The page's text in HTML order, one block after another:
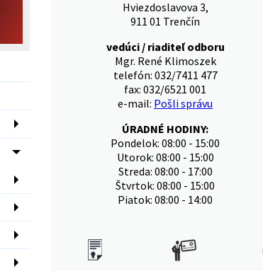
Hviezdoslavova 3,
911 01 Trenčín
vedúci / riaditeľ odboru
Mgr. René Klimoszek
telefón: 032/7411 477
fax: 032/6521 001
e-mail: Pošli správu
ÚRADNÉ HODINY:
Pondelok: 08:00 - 15:00
Utorok: 08:00 - 15:00
Streda: 08:00 - 17:00
Štvrtok: 08:00 - 15:00
Piatok: 08:00 - 14:00